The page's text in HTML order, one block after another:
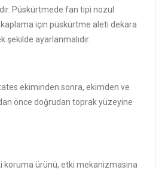
Püskürtmede fan tipi nozul
kaplama için püskürtme aleti dekara
şekilde ayarlanmalıdır.
ekiminden sonra, ekimden ve
önce doğrudan toprak yüzeyine
koruma ürünü, etki mekanizmasına